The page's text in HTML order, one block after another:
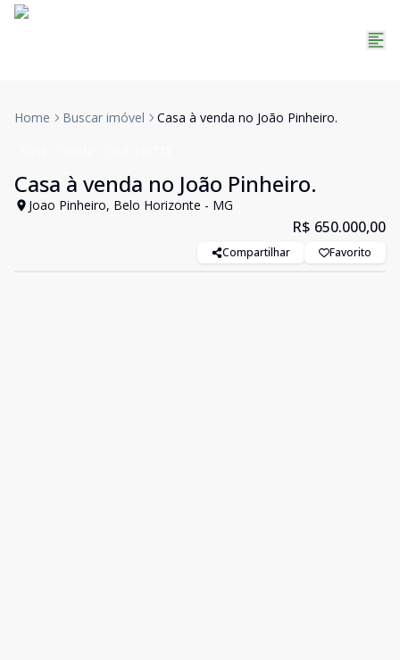
Home Buscar imóvel Casa à venda no João Pinheiro.
Casa à venda no João Pinheiro.
Joao Pinheiro, Belo Horizonte - MG
R$ 650.000,00
Compartilhar Favorito